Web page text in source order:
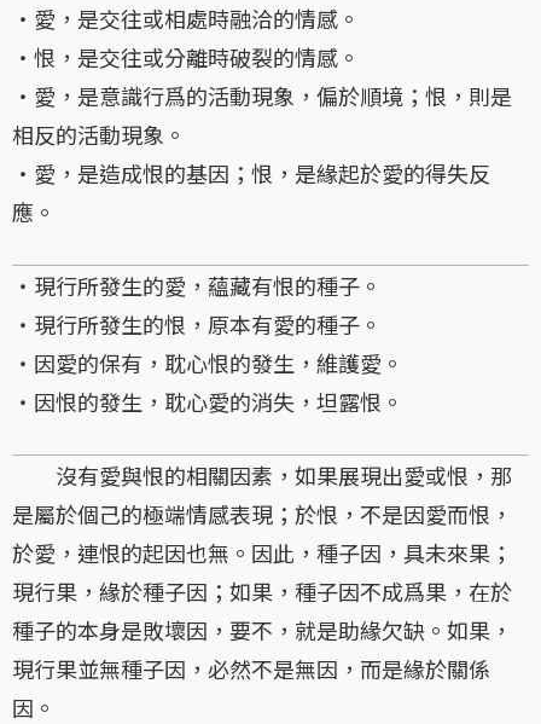
・愛，是交往或相處時融洽的情感。
・恨，是交往或分離時破裂的情感。
・愛，是意識行爲的活動現象，偏於順境；恨，則是
相反的活動現象。
・愛，是造成恨的基因；恨，是緣起於愛的得失反
應。
・現行所發生的愛，蘊藏有恨的種子。
・現行所發生的恨，原本有愛的種子。
・因愛的保有，耽心恨的發生，維護愛。
・因恨的發生，耽心愛的消失，坦露恨。
沒有愛與恨的相關因素，如果展現出愛或恨，那
是屬於個己的極端情感表現；於恨，不是因愛而恨，
於愛，連恨的起因也無。因此，種子因，具未來果；
現行果，緣於種子因；如果，種子因不成爲果，在於
種子的本身是敗壞因，要不，就是助緣欠缺。如果，
現行果並無種子因，必然不是無因，而是緣於關係
因。